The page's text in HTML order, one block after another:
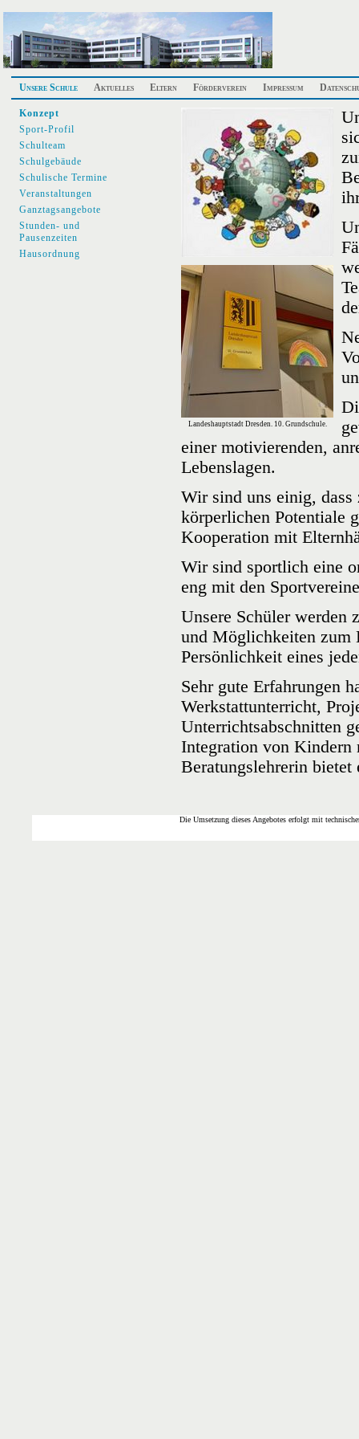
Unsere Schule Aktuelles Eltern Förderverein Impressum
Landeshauptstadt Dresden. 10. Grundschule.
einer motivierenden,
Lebenslagen.
Wir sind uns einig,
körperlichen Potentiale
Kooperation mit
Wir sind sportlich eine
eng mit den
Unsere Schüler werden
und Möglichkeiten zum
Persönlichkeit eines
Sehr gute Erfahrungen
Werkstattunterricht,
Unterrichtsabschnitten
Integration von Kindern
Beratungslehrerin
Konzept
Sport-Profil
Schulteam
Schulgebäude
Schulische Termine
Veranstaltungen
Ganztagsangebote
Stunden- und
Pausenzeiten
Hausordnung
Die Umsetzung dieses Angebotes erfolgt mit